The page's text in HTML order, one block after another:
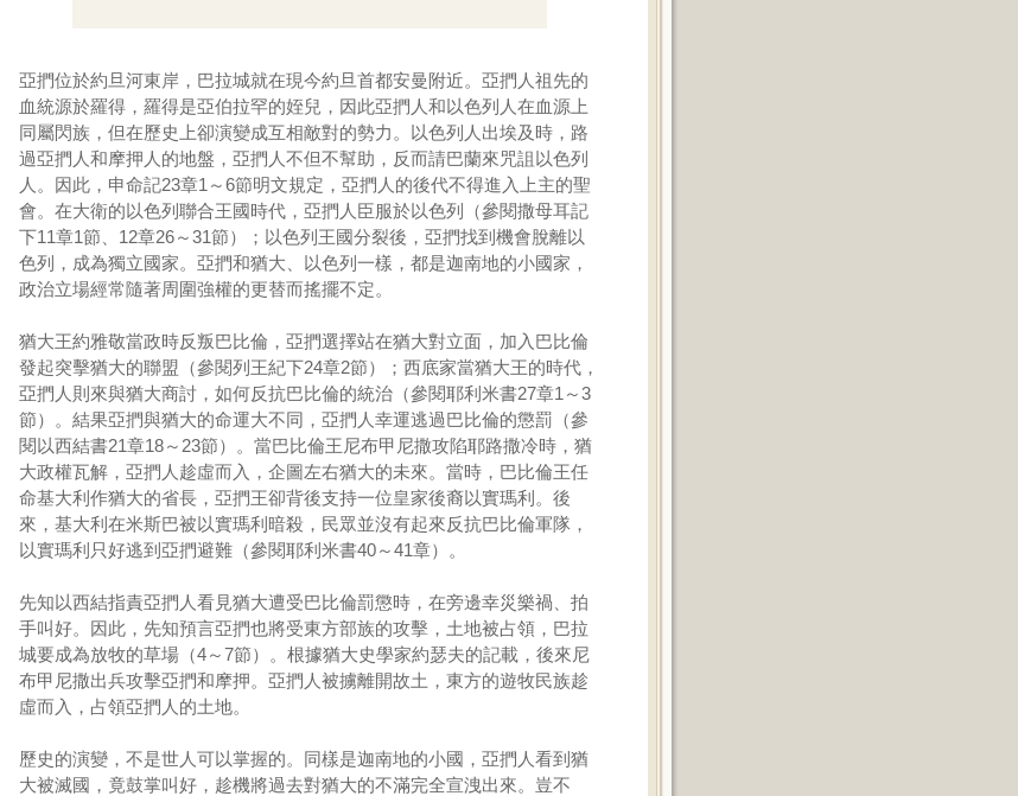
亞捫位於約旦河東岸，巴拉城就在現今約旦首都安曼附近。亞捫人祖先的
血統源於羅得，羅得是亞伯拉罕的姪兒，因此亞捫人和以色列人在血源上
同屬閃族，但在歷史上卻演變成互相敵對的勢力。以色列人出埃及時，路
過亞捫人和摩押人的地盤，亞捫人不但不幫助，反而請巴蘭來咒詛以色列
人。因此，申命記23章1～6節明文規定，亞捫人的後代不得進入上主的聖
會。在大衛的以色列聯合王國時代，亞捫人臣服於以色列（參閱撒母耳記
下11章1節、12章26～31節）；以色列王國分裂後，亞捫找到機會脫離以
色列，成為獨立國家。亞捫和猶大、以色列一樣，都是迦南地的小國家，
政治立場經常隨著周圍強權的更替而搖擺不定。
猶大王約雅敬當政時反叛巴比倫，亞捫選擇站在猶大對立面，加入巴比倫
發起突擊猶大的聯盟（參閱列王紀下24章2節）；西底家當猶大王的時代，
亞捫人則來與猶大商討，如何反抗巴比倫的統治（參閱耶利米書27章1～3
節）。結果亞捫與猶大的命運大不同，亞捫人幸運逃過巴比倫的懲罰（參
閱以西結書21章18～23節）。當巴比倫王尼布甲尼撒攻陷耶路撒冷時，猶
大政權瓦解，亞捫人趁虛而入，企圖左右猶大的未來。當時，巴比倫王任
命基大利作猶大的省長，亞捫王卻背後支持一位皇家後裔以實瑪利。後
來，基大利在米斯巴被以實瑪利暗殺，民眾並沒有起來反抗巴比倫軍隊，
以實瑪利只好逃到亞捫避難（參閱耶利米書40～41章）。
先知以西結指責亞捫人看見猶大遭受巴比倫罰懲時，在旁邊幸災樂禍、拍
手叫好。因此，先知預言亞捫也將受東方部族的攻擊，土地被占領，巴拉
城要成為放牧的草場（4～7節）。根據猶大史學家約瑟夫的記載，後來尼
布甲尼撒出兵攻擊亞捫和摩押。亞捫人被擄離開故土，東方的遊牧民族趁
虛而入，占領亞捫人的土地。
歷史的演變，不是世人可以掌握的。同樣是迦南地的小國，亞捫人看到猶
大被滅國，竟鼓掌叫好，趁機將過去對猶大的不滿完全宣洩出來。豈不